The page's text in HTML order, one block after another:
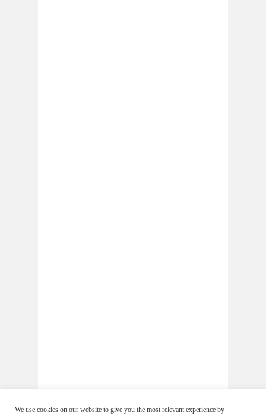
We use cookies on our website to give you the most relevant experience by